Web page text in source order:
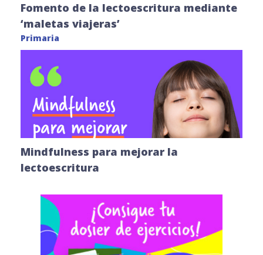
Fomento de la lectoescritura mediante
‘maletas viajeras’
Primaria
Mindfulness para mejorar la
lectoescritura